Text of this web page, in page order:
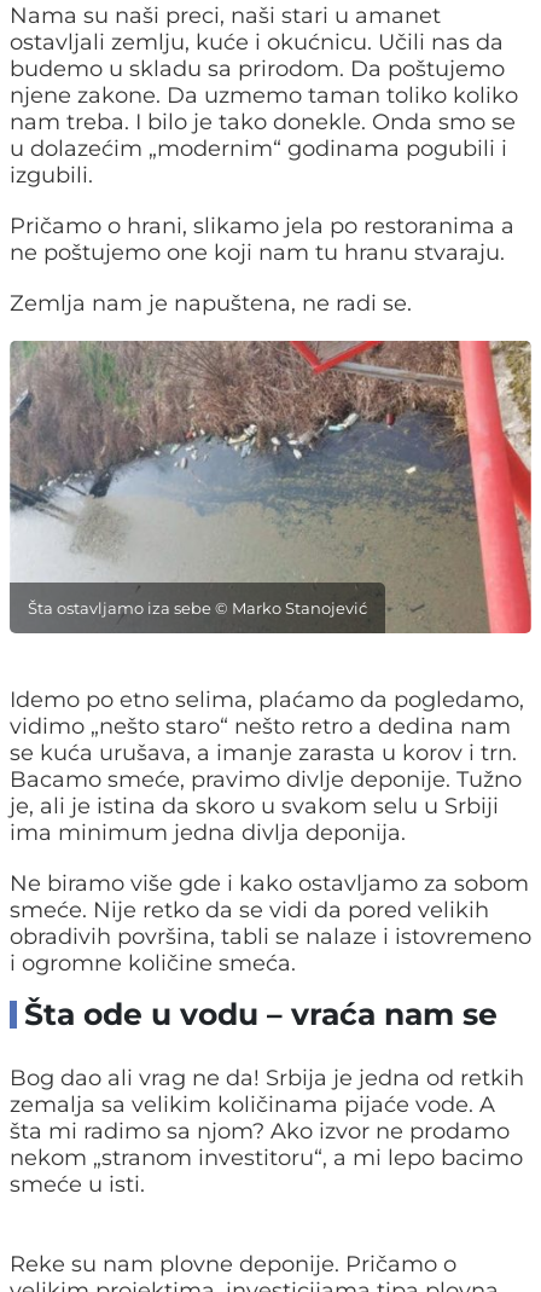
Nama su naši preci, naši stari u amanet
ostavljali zemlju, kuće i okućnicu. Učili nas da
budemo u skladu sa prirodom. Da poštujemo
njene zakone. Da uzmemo taman toliko koliko
nam treba. I bilo je tako donekle. Onda smo se
u dolazećim „modernim“ godinama pogubili i
izgubili.
Pričamo o hrani, slikamo jela po restoranima a
ne poštujemo one koji nam tu hranu stvaraju.
Zemlja nam je napuštena, ne radi se.
Šta ostavljamo iza sebe © Marko Stanojević
Idemo po etno selima, plaćamo da pogledamo,
vidimo „nešto staro“ nešto retro a dedina nam
se kuća urušava, a imanje zarasta u korov i trn.
Bacamo smeće, pravimo divlje deponije. Tužno
je, ali je istina da skoro u svakom selu u Srbiji
ima minimum jedna divlja deponija.
Ne biramo više gde i kako ostavljamo za sobom
smeće. Nije retko da se vidi da pored velikih
obradivih površina, tabli se nalaze i istovremeno
i ogromne količine smeća.
Šta ode u vodu – vraća nam se
Bog dao ali vrag ne da! Srbija je jedna od retkih
zemalja sa velikim količinama pijaće vode. A
šta mi radimo sa njom? Ako izvor ne prodamo
nekom „stranom investitoru“, a mi lepo bacimo
smeće u isti.
Reke su nam plovne deponije. Pričamo o